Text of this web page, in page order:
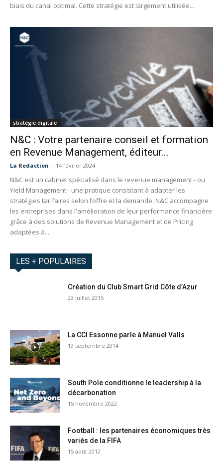
biais du canal optimal. Cette stratégie est largement utilisée...
stratégie digitale
N&C : Votre partenaire conseil et formation
en Revenue Management, éditeur...
La Redaction - 14 février 2024
N&C est un cabinet spécialisé dans le revenue management - ou
Yield Management - une pratique consistant à adapter les
stratégies tarifaires selon l’offre et la demande. N&C accompagne
les entreprises dans l'amélioration de leur performance financière
grâce à des solutions de Revenue Management et de Pricing
adaptées à...
LES + POPULAIRES
Création du Club Smart Grid Côte d’Azur
23 juillet 2015
La CCI Essonne parle à Manuel Valls
19 septembre 2014
South Pole conditionne le leadership à la
décarbonation
15 novembre 2022
Football : les partenaires économiques très
variés de la FIFA
15 août 2012